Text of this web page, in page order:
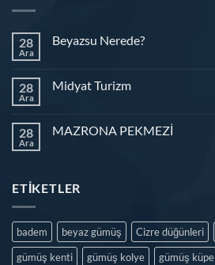
28
Ara
Beyazsu Nerede?
28
Ara
Midyat Turizm
28
Ara
MAZRONA PEKMEZİ
ETIKETLER
badem beyaz gümüş Cizre düğünleri
gümüş kenti
gümüş kolye gümüş küpe